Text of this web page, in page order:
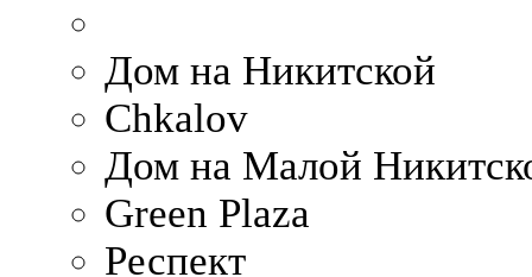
Дом на Никитской
Chkalov
Дом на Малой
Green Plaza
Респект